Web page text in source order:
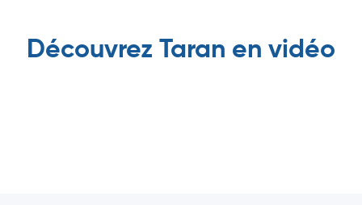
Découvrez Taran en vidéo